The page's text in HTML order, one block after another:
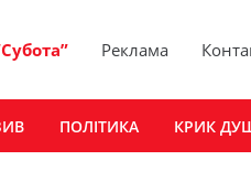
Реклама
ПОЛІТИКА КРИК